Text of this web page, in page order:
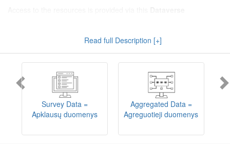
implemented). LiDA curates different types of resources and they
are published into catalogues according to the type:Survey Data,
Interview Data,Aggregated Data
(including Historical Statistics),
, andEncoded Data
(including News Media Studies).
Also, LiDA holds collections of data produced in large national
projets (
Large Project Data
) as well as social sciences and
humanities data deposited by Lithuanian science and higher
education institutions and Lithuanian governmental institutions
Depositors interested in deposit of their data into the LiDA
Read full Description [+]
Survey Data =
Apklausų duomenys
Aggregated Data =
Agreguotieji duomenys